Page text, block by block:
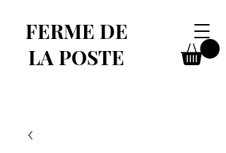
FERME DE
LA POSTE